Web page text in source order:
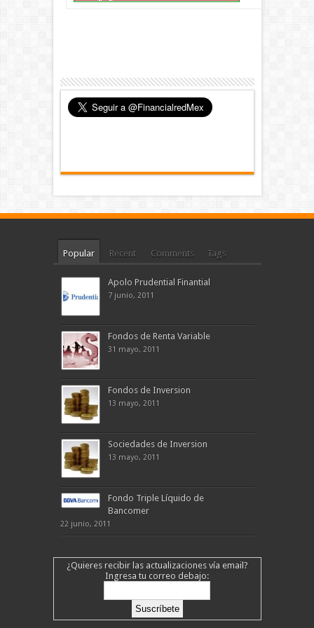
Popular Recent Comments Tags
Apolo Prudential Finantial
7 junio, 2011
Fondos de Renta Variable
31 mayo, 2011
Fondos de Inversion
13 mayo, 2011
Sociedades de Inversion
13 mayo, 2011
Fondo Triple Líquido de
Bancomer
22 junio, 2011
¿Quieres recibir las actualizaciones vía email?
Ingresa tu correo debajo: